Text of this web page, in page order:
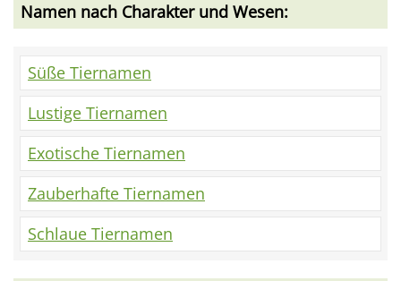
Namen nach Charakter und Wesen:
Süße Tiernamen
Lustige Tiernamen
Exotische Tiernamen
Zauberhafte Tiernamen
Schlaue Tiernamen